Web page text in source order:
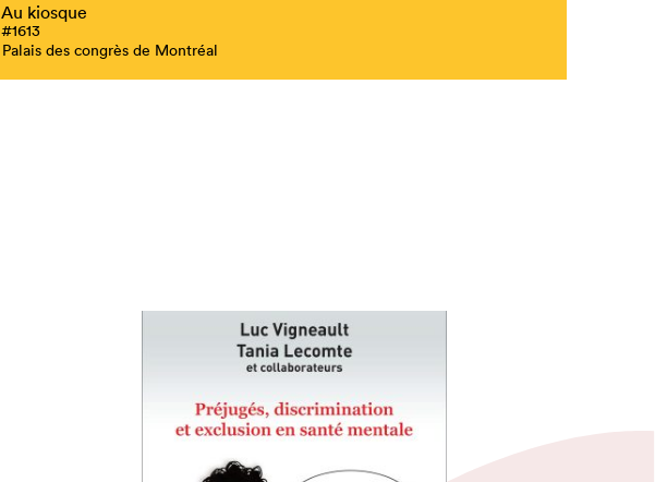
Au kiosque
#1613
Palais des congrès de Montréal